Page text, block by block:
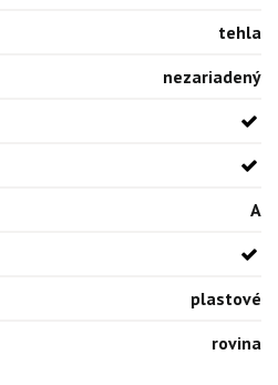
tehla
nezariadený
A
plastové
rovina